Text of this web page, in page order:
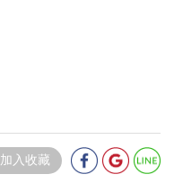
加入收藏